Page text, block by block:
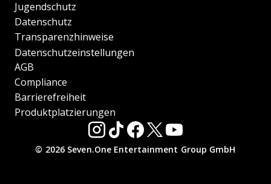
Jugendschutz
Datenschutz
Transparenzhinweise
Datenschutzeinstellungen
AGB
Compliance
Barrierefreiheit
Produktplatzierungen
© 2026 Seven.One Entertainment Group GmbH